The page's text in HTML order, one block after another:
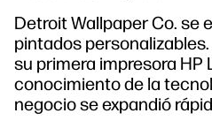
Detroit Wallpaper Co. se
pintados
su primera impresora HP
conocimiento de la
negocio se expandió